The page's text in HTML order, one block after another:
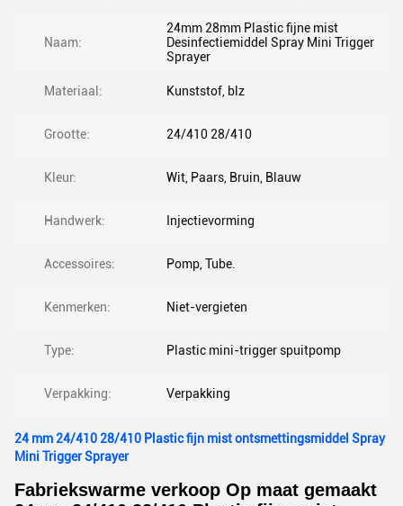
Naam:
24mm 28mm Plastic fijne mist
Desinfectiemiddel Spray Mini Trigger
Sprayer
Materiaal: Kunststof, blz
Grootte: 24/410 28/410
Kleur: Wit, Paars, Bruin, Blauw
Handwerk: Injectievorming
Accessoires: Pomp, Tube.
Kenmerken: Niet-vergieten
Type: Plastic mini-trigger spuitpomp
Verpakking: Verpakking
24 mm 24/410 28/410 Plastic fijn mist ontsmettingsmiddel Spray
Mini Trigger Sprayer
Fabriekswarme verkoop Op maat gemaakt